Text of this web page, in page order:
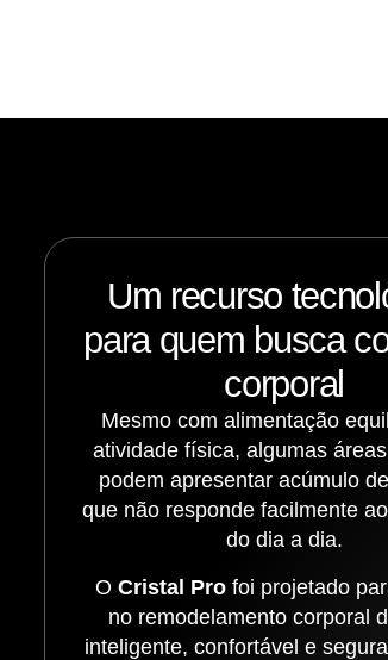
Um recurso
para quem busca
corporal
Mesmo com alimentação
atividade física, algumas
podem apresentar acúmulo
que não responde facilmente
do dia a dia.
OCristal Pro foi projetado
no remodelamento corporal
inteligente, confortável e